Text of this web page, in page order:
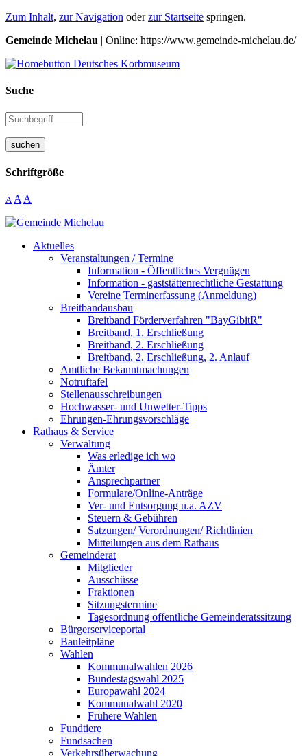
Zum Inhalt, zur Navigation oderzur Startseite springen.
Gemeinde Michelau | Online: https://www.gemeinde-michelau.de/
Suche
suchen
Schriftgröße
A A A
Aktuelles
Veranstaltungen / Termine
Information - Öffentliches Vergnügen
Information - gaststättenrechtliche Gestattung
Vereine Terminerfassung (Anmeldung)
Breitbandausbau
Breitband Förderverfahren "BayGibitR"
Breitband, 1. Erschließung
Breitband, 2. Erschließung
Breitband, 2. Erschließung, 2. Anlauf
Amtliche Bekanntmachungen
Notruftafel
Stellenausschreibungen
Hochwasser- und Unwetter-Tipps
Ehrungen-Ehrungsvorschläge
Rathaus & Service
Verwaltung
Was erledige ich wo
Ämter
Ansprechpartner
Formulare/Online-Anträge
Ver- und Entsorgung u.a. AZV
Steuern & Gebühren
Satzungen/ Verordnungen/ Richtlinien
Mitteilungen aus dem Rathaus
Gemeinderat
Mitglieder
Ausschüsse
Fraktionen
Sitzungstermine
Tagesordnung öffentliche Gemeinderatssitzung
Bürgerserviceportal
Bauleitpläne
Wahlen
Kommunalwahlen 2026
Bundestagswahl 2025
Europawahl 2024
Kommunalwahl 2020
Frühere Wahlen
Fundtiere
Fundsachen
Verkehrsüberwachung